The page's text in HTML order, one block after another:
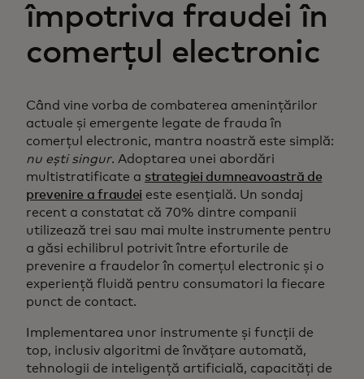
împotriva fraudei în
comerțul electronic
Când vine vorba de combaterea amenințărilor
actuale și emergente legate de frauda în
comerțul electronic, mantra noastră este simplă:
nu ești singur. Adoptarea unei abordări
multistratificate a strategiei dumneavoastră de
prevenire a fraudei este esențială. Un sondaj
recent a constatat că 70% dintre companii
utilizează trei sau mai multe instrumente pentru
a găsi echilibrul potrivit între eforturile de
prevenire a fraudelor în comerțul electronic și o
experiență fluidă pentru consumatori la fiecare
punct de contact.
Implementarea unor instrumente și funcții de
top, inclusiv algoritmi de învățare automată,
tehnologii de inteligență artificială, capacități de